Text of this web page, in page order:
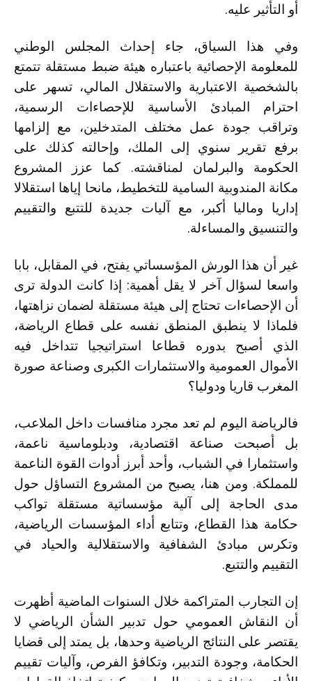
أو التأثير عليه.
وفي هذا السياق، جاء إحداث المجلس الوطني
للمعلومة الإحصائية باعتباره هيئة ضبط مستقلة تتمتع
بالشخصية الاعتبارية والاستقلال المالي، تسهر على
احترام المبادئ الأساسية للإحصاءات الرسمية،
وتراقب جودة عمل مختلف المتدخلين، مع إلزامها
برفع تقرير سنوي إلى الملك، وإحالته كذلك على
الحكومة والبرلمان لمناقشته. كما عزز المشروع
مكانة المندوبية السامية للتخطيط، مانحا إياها استقلالا
إداريا وماليا أكبر، مع آليات جديدة للتتبع والتقييم
والتنسيق والمساءلة.
غير أن هذا الورش المؤسساتي يفتح، في المقابل، بابا
واسعا لسؤال آخر لا يقل أهمية: إذا كانت الدولة ترى
أن الإحصاءات تحتاج إلى هيئة مستقلة لضمان نزاهتها،
فلماذا لا ينطبق المنطق نفسه على قطاع الرياضة،
الذي أصبح بدوره قطاعا استراتيجيا تتداخل فيه
الأموال العمومية والاستثمارات الكبرى وصناعة صورة
المغرب قاريا ودوليا؟
فالرياضة اليوم لم تعد مجرد منافسات داخل الملاعب،
بل أصبحت صناعة اقتصادية، ودبلوماسية ناعمة،
واستثمارا في الشباب، وأحد أبرز أدوات القوة الناعمة
للمملكة. ومن هنا، يصبح من المشروع التساؤل حول
مدى الحاجة إلى آلية مؤسساتية مستقلة تواكب
حكامة هذا القطاع، وتتابع أداء المؤسسات الرياضية،
وتكرس مبادئ الشفافية والاستقلالية والحياد في
التقييم والتتبع.
إن التجارب المتراكمة خلال السنوات الماضية أظهرت
أن النقاش العمومي حول تدبير الشأن الرياضي لا
يقتصر على النتائج الرياضية وحدها، بل يمتد إلى قضايا
الحكامة، وجودة التدبير، وتكافؤ الفرص، وآليات تقييم